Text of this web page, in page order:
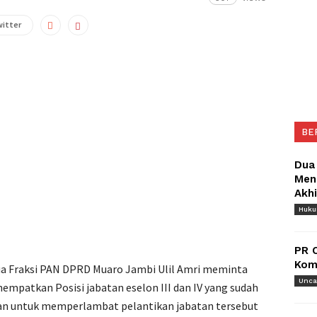
Fraksi PAN DPRD Muaro Jambi Ulil Amri meminta
Posisi jabatan eselon III dan IV yang sudah
untuk memperlambat pelantikan jabatan tersebut
PR